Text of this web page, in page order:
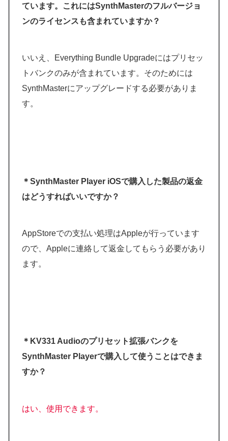
ています。これにはSynthMasterのフルバージョ
ンのライセンスも含まれていますか？
いいえ、Everything Bundle Upgradeにはプリセッ
トバンクのみが含まれています。そのためには
SynthMasterにアップグレードする必要がありま
す。
＊SynthMaster Player iOSで購入した製品の返金
はどうすればいいですか？
AppStoreでの支払い処理はAppleが行っています
ので、Appleに連絡して返金してもらう必要があり
ます。
＊KV331 Audioのプリセット拡張バンクを
SynthMaster Playerで購入して使うことはできま
すか？
はい、使用できます。